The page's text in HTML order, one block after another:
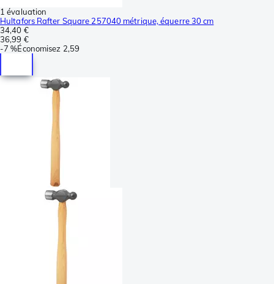
1 évaluation
Hultafors Rafter Square 257040 métrique, équerre 30 cm
34,40 €
36,99 €
-7 %Économisez 2,59